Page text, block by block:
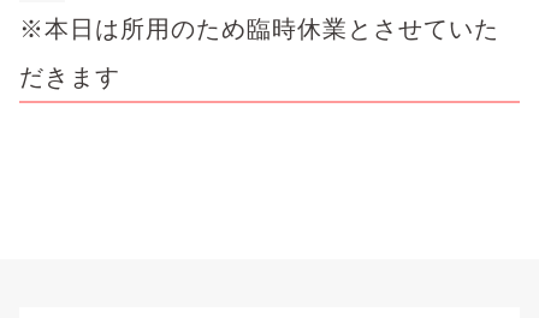
※本日は所用のため臨時休業とさせていた
だきます